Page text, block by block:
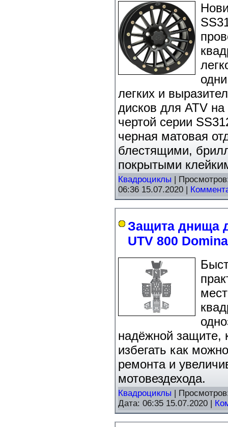
легких и
дисков для ATV
чертой серии
черная матовая
блестящими,
покрытыми
Квадроциклы |
06:36 15.07.2020 |
Защита днища
UTV 800
надёжной защите,
избегать как
ремонта и
мотовездехода.
Квадроциклы |
Дата: 06:35 15.07.2020 |